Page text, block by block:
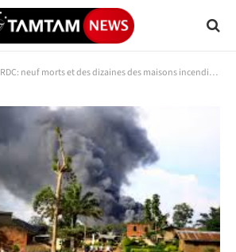
RDC: neuf morts et des dizaines des maisons incendiées dans une attaque des ADF dans Kandoyi